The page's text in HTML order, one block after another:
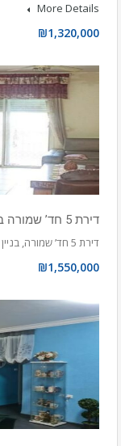
More Details
₪1,320,000
דירת 5 חד’ שמורה ברח’ ויצמן המבוקש בנהריה
דירת 5 חד’ שמורה, בניין מטופח ומתוחזק ברמה גבוהה.…
₪1,550,000